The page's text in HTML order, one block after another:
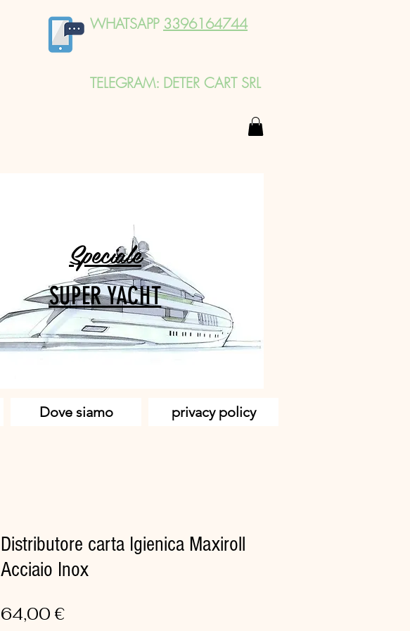
WHATSAPP 3396164744
TELEGRAM: DETER CART SRL
Speciale
SUPER YACHT
Dove siamo privacy policy
Distributore carta Igienica Maxiroll
Acciaio Inox
64,00 €